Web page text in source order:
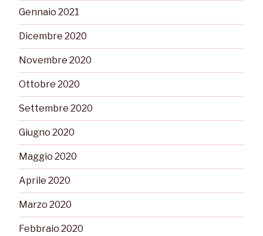
Gennaio 2021
Dicembre 2020
Novembre 2020
Ottobre 2020
Settembre 2020
Giugno 2020
Maggio 2020
Aprile 2020
Marzo 2020
Febbraio 2020